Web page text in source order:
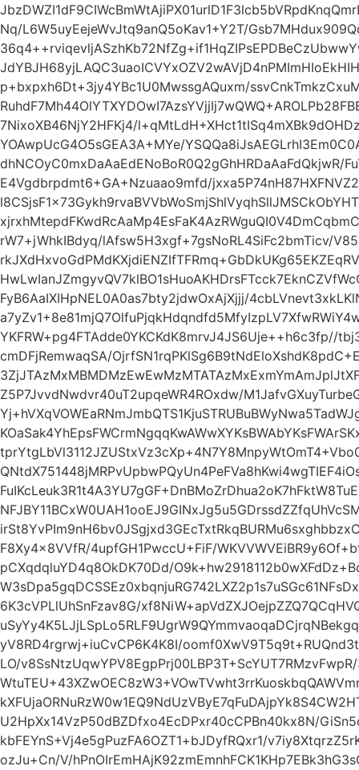
Nq/L6W5uyEejeWvJtq9anQ5oKav1+Y2T/
p+bxpxh6Dt+3jy4YBc1U0MwssgAQuxm/
7NixoXB46NjY2HFKj4/
YOAwpUcG4O5sGEA3A+MYe/
dhNCOyC0mxDaAaEdENoBoR0Q2gGhHRDaAaFdQkjwR/
E4Vgdbrpdmt6+GA+Nzuaao9mfd/
rW7+jWhkIBdyq/lAfsw5H3xgf+7gsNoRL4SiFc2bmTicv/
FyB6AaIXIHpNEL0A0as7bty2jdwOxAjXjjj/
YKFRW+pg4FTAdde0YKCKdK8mrvJ4JS6Uje++h6c3fp//
cmDFjRemwaqSA/
Z5P7JvvdNwdvr40uT2upqeWR4ROxdw/
F8Xy4x8VVfR/4upfGH1PwccU+FiF/
pCXqdqluYD4q8OkDK70Dd/
6K3cVPLlUhSnFzav8G/
yV8RD4rgrwj+iuCvCP6K4K8I/
LO/
U2HpXx14VzP50dBZDfxo4EcDPxr40cCPBn40kx8N/
kbFEYnS+Vj4e5gPuzFA6OZT1+bJDyfRQxr1/
ozJu+Cn/V/